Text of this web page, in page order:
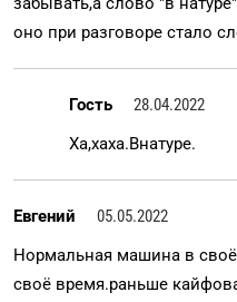
оно при разговоре стало
Гость
28.04.2022
Ха,хаха.Внатуре.
Евгений
05.05.2022
Нормальная машина в
своё время.раньше